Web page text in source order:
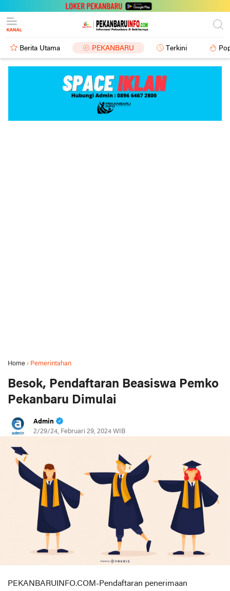
Berita Utama PEKANBARU Terkini
Home › Pemerintahan
Besok, Pendaftaran Beasiswa Pemko
Pekanbaru Dimulai
Admin
2/29/24, Februari 29, 2024 WIB
PEKANBARUINFO.COM-Pendaftaran penerimaan